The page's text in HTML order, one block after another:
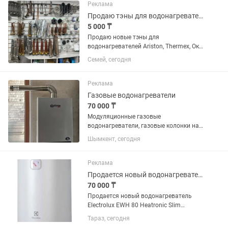
Реклама
Продаю тэны для водонагревателей ARISTON, Thermeks, и т.д.
5 000 ₸
Продаю новые тэны для
водонагревателей Ariston, Thermex, Ока,
Deluxe и т.д оригинальные. Цена от
5000 и выше... В наличии много
Семей, сегодня
Реклама
Газовые водонагреватели
70 000 ₸
Модуляционные газовые
водонагреватели, газовые колонки на
10-12 литров. Розница 70000 тенге.
Оптом 63000 тенге Медный
сенсорное управление.
Принудительная вытяжка+...
Шымкент, сегодня
Реклама
Продается новый водонагреватель Electrolux EWH 80Л Heatronic Slim DryHeat
70 000 ₸
Продается новый водонагреватель
Electrolux EWH 80 Heatronic Slim
DryHeat (80 л) ✅ Абсолютно новый Ни
разу не использовался. Из коробки не
Тараз, сегодня